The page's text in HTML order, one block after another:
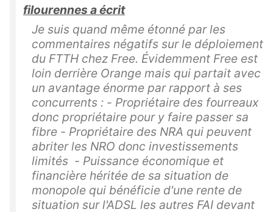
filourennes a écrit
Je suis quand même étonné par les
commentaires négatifs sur le déploiement
du FTTH chez Free. Évidemment Free est
loin derrière Orange mais qui partait avec
un avantage énorme par rapport à ses
concurrents : - Propriétaire des fourreaux
donc propriétaire pour y faire passer sa
fibre - Propriétaire des NRA qui peuvent
abriter les NRO donc investissements
limités - Puissance économique et
financière héritée de sa situation de
monopole qui bénéficie d'une rente de
situation sur l'ADSL les autres FAI devant